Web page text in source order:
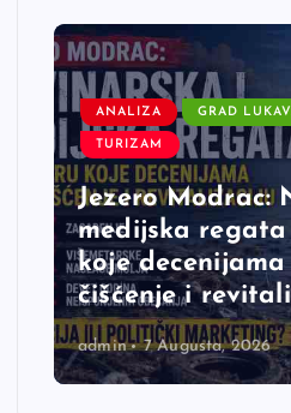
ANALIZA GRAD
TURIZAM
Jezero Modrac:
medijska
koje decenijama
čišćenje i
admin 7 Augusta, 2026